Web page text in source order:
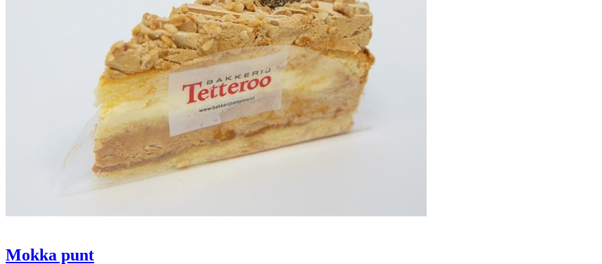
Mokka punt